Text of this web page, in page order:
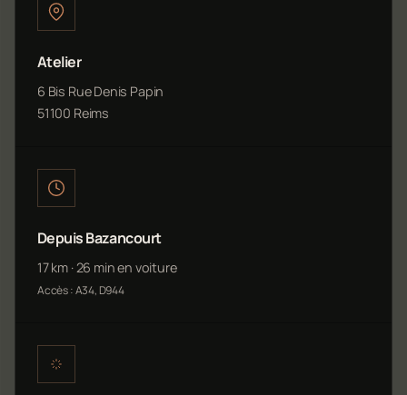
Atelier
6 Bis Rue Denis Papin
51100 Reims
Depuis Bazancourt
17 km · 26 min en voiture
Accès : A34, D944